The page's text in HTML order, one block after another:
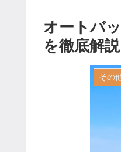
オートバ
を徹底解説
その